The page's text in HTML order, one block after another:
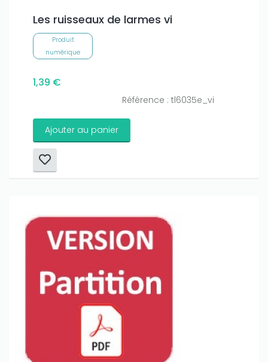
Les ruisseaux de larmes vi
Produit
numérique
1,39 €
Référence : tl6035e_vi
Ajouter au panier